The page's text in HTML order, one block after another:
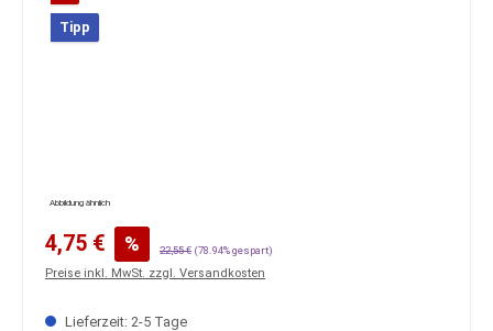
Tipp
Abbildung ähnlich
Verkaufspreis:
4,75 € % Regulärer Preis:
22,55 € (78.94% gespart)
Preise inkl. MwSt. zzgl. Versandkosten
Lieferzeit: 2-5 Tage